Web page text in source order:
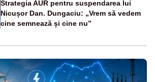
Strategia AUR pentru suspendarea lui
Nicușor Dan. Dungaciu: „Vrem să vedem
cine semnează și cine nu”